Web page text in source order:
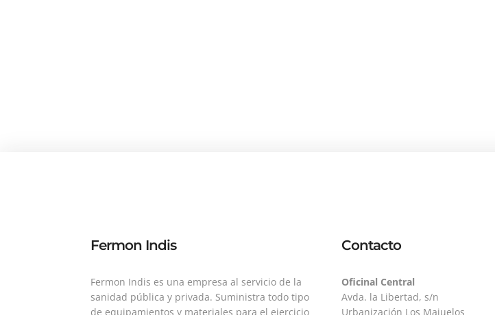
Fermon Indis
Fermon Indis es una empresa al servicio de la
sanidad pública y privada. Suministra todo tipo
de equipamientos y materiales para el ejercicio
Contacto
Oficinal Central
Avda. la Libertad, s/n
Urbanización Los Majuelos